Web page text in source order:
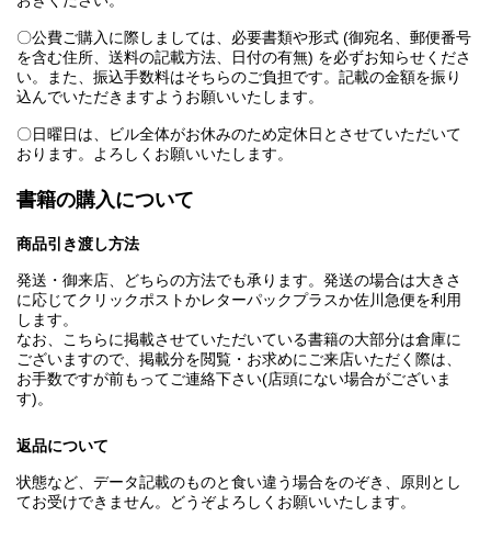
〇公費ご購入に際しましては、必要書類や形式 (御宛名、郵便番号
を含む住所、送料の記載方法、日付の有無) を必ずお知らせくださ
い。また、振込手数料はそちらのご負担です。記載の金額を振り
込んでいただきますようお願いいたします。
〇日曜日は、ビル全体がお休みのため定休日とさせていただいて
おります。よろしくお願いいたします。
書籍の購入について
商品引き渡し方法
発送・御来店、どちらの方法でも承ります。発送の場合は大きさ
に応じてクリックポストかレターパックプラスか佐川急便を利用
します。
なお、こちらに掲載させていただいている書籍の大部分は倉庫に
ございますので、掲載分を閲覧・お求めにご来店いただく際は、
お手数ですが前もってご連絡下さい(店頭にない場合がございま
す)。
返品について
状態など、データ記載のものと食い違う場合をのぞき、原則とし
てお受けできません。どうぞよろしくお願いいたします。